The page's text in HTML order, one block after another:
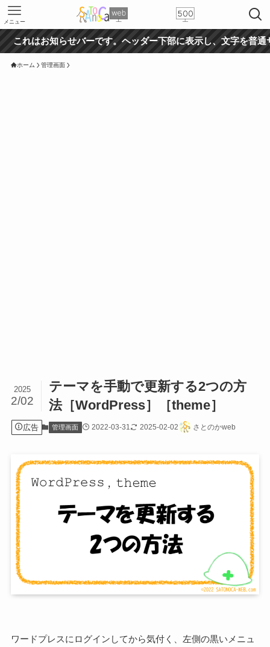
メニュー
はお知らせバーです。ヘッダー下部に表示し、文字を普通サイ
ホーム 管理画面
テーマを手動で更新する2つの方
法［WordPress］［theme］
2025
2/02
広告 管理画面 2022-03-31 2025-02-02 さとのかweb
ワードプレスにログインしてから気付く、左側の黒いメニュ